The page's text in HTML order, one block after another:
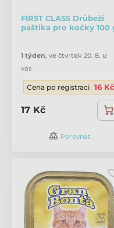
FIRST CLASS Drůbeží
paštika pro kočky 100
1 týden, ve čtvrtek 20. 8. u
vás
Cena po registraci 16 Kč
17 Kč
Porovnat